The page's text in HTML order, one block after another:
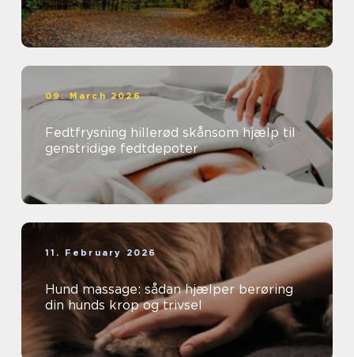
09. March 2026
Fedtfrysning hillerød skånsom hjælp til
genstridige fedtdepoter
11. February 2026
Hund massage: sådan hjælper berøring
din hunds krop og trivsel